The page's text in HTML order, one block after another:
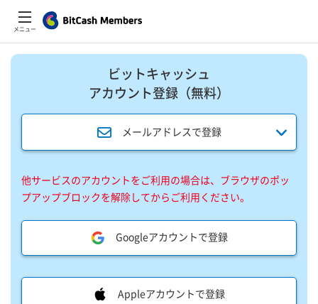
メニュー
ビットキャッシュ
アカウント登録​（無料）​
メールアドレスで登録
他サービスのアカウントをご利用の場合は、ブラウザのポッ
プアップブロックを解除してからご利用ください。
Googleアカウントで登録
Appleアカウントで登録